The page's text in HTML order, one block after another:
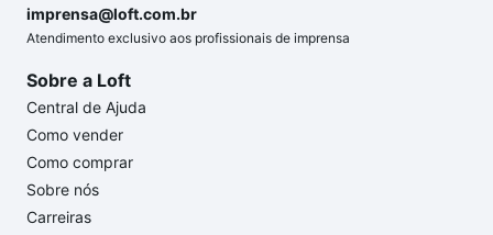
imprensa@loft.com.br
Atendimento exclusivo aos profissionais de imprensa
Sobre a Loft
Central de Ajuda
Como vender
Como comprar
Sobre nós
Carreiras